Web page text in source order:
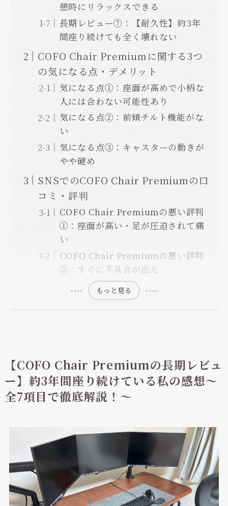
憩時にリラックスできる
長期レビュー⑦：【耐久性】約3年
間座り続けても全く壊れない
COFO Chair Premiumに関する3つ
の気になる点・デメリット
気になる点①：座面が高めで小柄な
人には合わない可能性あり
気になる点②：前傾チルト機能がな
い
気になる点③：キャスターの動きが
やや硬め
SNSでのCOFO Chair Premiumの口
コミ・評判
COFO Chair Premiumの悪い評判
①：座面が高い・足が圧迫されて痛
い
COFO Chair Premiumの悪い評判
②：すぐに不具合が出た
もっと見る
【COFO Chair Premiumの長期レビュ
ー】約3年間座り続けている私の感想～
全7項目で徹底解説！～